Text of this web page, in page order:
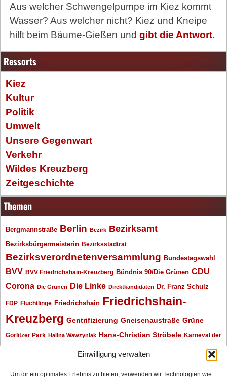
Einwilligung verwalten
Um dir ein optimales Erlebnis zu bieten, verwenden wir Technologien wie
Aus welcher Schwengelpumpe im Kiez kommt
Wasser? Aus welcher nicht? Kiez und Kneipe
hilft beim Bäume-Gießen und gibt die Antwort.
Ressorts
Kiez
Kultur
Politik
Umwelt
Unsere Gegenwart
Verkehr
Wildes Kreuzberg
Zeitgeschichte
Themen
Bergmannstraße Berlin Bezirk Bezirksamt
Bezirksbürgermeisterin Bezirksstadtrat
Bezirksverordnetenversammlung Bundestagswahl
BVV BVV Friedrichshain-Kreuzberg Bündnis 90/Die Grünen CDU
Corona Die Grünen Die Linke Direktkandidaten Dr. Franz Schulz
FDP Flüchtlinge Friedrichshain Friedrichshain-
Kreuzberg Gentrifizierung Gneisenaustraße Grüne
Görlitzer Park Halina Wawzyniak Hans-Christian Ströbele Karneval der
Klaus Wowereit